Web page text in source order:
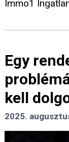
Immo1
Egy
kell
2025.